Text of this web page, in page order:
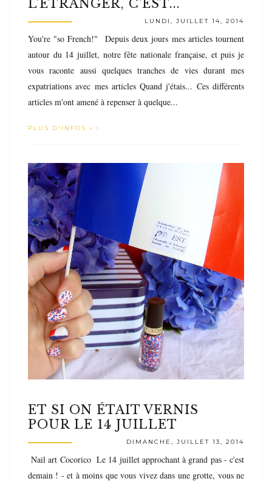
L'ÉTRANGER, C'EST...
LUNDI, JUILLET 14, 2014
You're "so French!" Depuis deux jours mes articles tournent
autour du 14 juillet, notre fête nationale française, et puis je
vous raconte aussi quelques tranches de vies durant mes
expatriations avec mes articles Quand j'étais... Ces différents
articles m'ont amené à repenser à quelque...
PLUS D'INFOS »
ET SI ON ÉTAIT VERNIS
POUR LE 14 JUILLET
DIMANCHE, JUILLET 13, 2014
Nail art Cocorico Le 14 juillet approchant à grand pas - c'est
demain ! - et à moins que vous vivez dans une grotte, vous ne